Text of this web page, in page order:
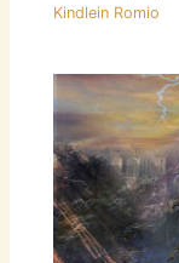
Kindlein Romio